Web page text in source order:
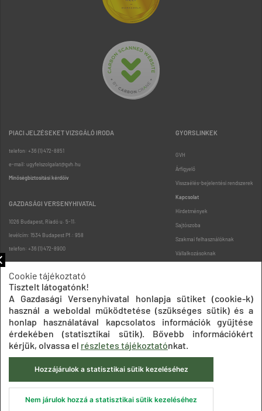
PIACI JELZÉSEKET VIZSGÁLÓ IRODA
telefon: +36 (1) 472-8851
e-mail: ugyfelszolgalat@gvh.hu
Minőségbiztosítási kérdőív
GAZDASÁGI VERSENYHIVATAL
1026 Budapest, Riadó u. 5-11.
levélcím: 1534 Budapest Pf.: 958
telefon: +36 (1) 472-8900
GYORSLINKEK
GVH
Árfigyelő
Visszaélés-bejelentési rendszerek
Kapcsolat
Hirdetmények
Sajtószoba
Szakmai felhasználóknak
Vállalkozásoknak
Oldaltérkép
Impresszum Adatkezelési tájékoztatók
Akadálymentesítési nyilatkozat
Közadatkereső
Süti beállítások ÁSZF
© 2020 Gazdasági Versenyhivatal
Cookie tájékoztató
Tisztelt látogatónk!
A Gazdasági Versenyhivatal honlapja sütiket (cookie-k)
használ a weboldal működtetése (szükséges sütik) és a
honlap használatával kapcsolatos információk gyűjtése
érdekében (statisztikai sütik). Bővebb információkért
kérjük, olvassa el részletes tájékoztatónkat.
Hozzájárulok a statisztikai sütik kezeléséhez
Nem járulok hozzá a statisztikai sütik kezeléséhez